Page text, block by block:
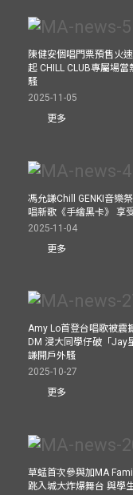
陳健安個唱門票預售火
起 CHILL CLUB專屬場
騷
2025-11-05
更多
馮允謙Chill GENKI音樂
唱新歌《手繪黑卡》 享
2025-11-04
更多
Amy Lo首登台唱歌被震
DM 浸大同學仔破「Jay
謙開戶外騷
2025-10-27
更多
草蜢首次參與加MA
跳入城大炸爆舞台 與學